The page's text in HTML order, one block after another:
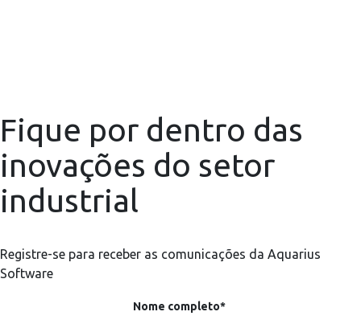
Fique por dentro das
inovações do setor
industrial
Registre-se para receber as comunicações da Aquarius
Software
Nome completo*